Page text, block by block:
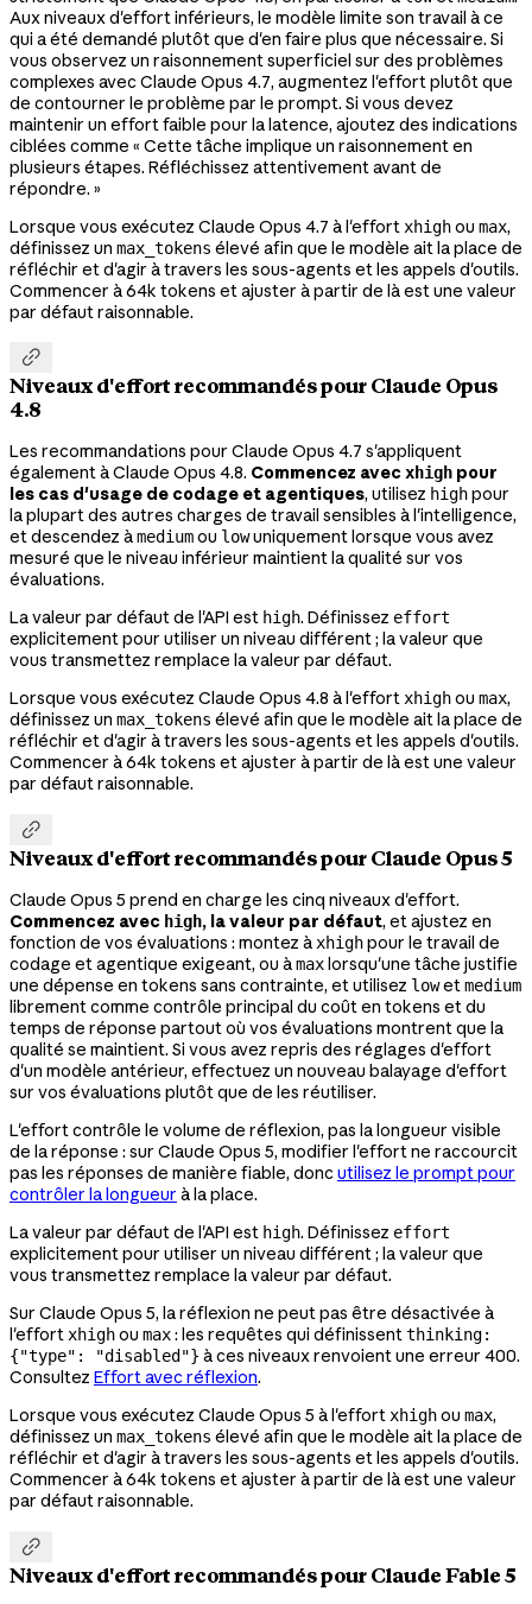
Aux niveaux d'effort inférieurs, le modèle limite son travail à ce
qui a été demandé plutôt que d'en faire plus que nécessaire. Si
vous observez un raisonnement superficiel sur des problèmes
complexes avec Claude Opus 4.7, augmentez l'effort plutôt que
de contourner le problème par le prompt. Si vous devez
maintenir un effort faible pour la latence, ajoutez des indications
ciblées comme « Cette tâche implique un raisonnement en
plusieurs étapes. Réfléchissez attentivement avant de
répondre. »
Lorsque vous exécutez Claude Opus 4.7 à l'effort xhighou max,
définissez un max_tokens élevé afin que le modèle ait la place de
réfléchir et d'agir à travers les sous-agents et les appels d'outils.
Commencer à 64k tokens et ajuster à partir de là est une valeur
par défaut raisonnable.

Niveaux d'effort recommandés pour Claude Opus
4.8
Les recommandations pour Claude Opus 4.7 s'appliquent
également à Claude Opus 4.8. Commencez avecxhigh pour
les cas d'usage de codage et agentiques, utilisez highpour
la plupart des autres charges de travail sensibles à l'intelligence,
et descendez àmediumou lowuniquement lorsque vous avez
mesuré que le niveau inférieur maintient la qualité sur vos
évaluations.
La valeur par défaut de l'API est high. Définissez effort
explicitement pour utiliser un niveau différent ; la valeur que
vous transmettez remplace la valeur par défaut.
Lorsque vous exécutez Claude Opus 4.8 à l'effortxhighou max,
définissez un max_tokens élevé afin que le modèle ait la place de
réfléchir et d'agir à travers les sous-agents et les appels d'outils.
Commencer à 64k tokens et ajuster à partir de là est une valeur
par défaut raisonnable.

Niveaux d'effort recommandés pour Claude Opus 5
Claude Opus 5 prend en charge les cinq niveaux d'effort.
Commencez avec high, la valeur par défaut, et ajustez en
fonction de vos évaluations : montez à xhighpour le travail de
codage et agentique exigeant, ou àmaxlorsqu'une tâche justifie
une dépense en tokens sans contrainte, et utilisez lowetmedium
librement comme contrôle principal du coût en tokens et du
temps de réponse partout où vos évaluations montrent que la
qualité se maintient. Si vous avez repris des réglages d'effort
d'un modèle antérieur, effectuez un nouveau balayage d'effort
sur vos évaluations plutôt que de les réutiliser.
L'effort contrôle le volume de réflexion, pas la longueur visible
de la réponse : sur Claude Opus 5, modifier l'effort ne raccourcit
pas les réponses de manière fiable, donc utilisez le prompt pour
contrôler la longueur à la place.
La valeur par défaut de l'API est high. Définissez effort
explicitement pour utiliser un niveau différent ; la valeur que
vous transmettez remplace la valeur par défaut.
Sur Claude Opus 5, la réflexion ne peut pas être désactivée à
l'effort xhighou max: les requêtes qui définissentthinking:
{"type": "disabled"} à ces niveaux renvoient une erreur 400.
Consultez Effort avec réflexion.
Lorsque vous exécutez Claude Opus 5 à l'effort xhighou max,
définissez un max_tokens élevé afin que le modèle ait la place de
réfléchir et d'agir à travers les sous-agents et les appels d'outils.
Commencer à 64k tokens et ajuster à partir de là est une valeur
par défaut raisonnable.

Niveaux d'effort recommandés pour Claude Fable 5